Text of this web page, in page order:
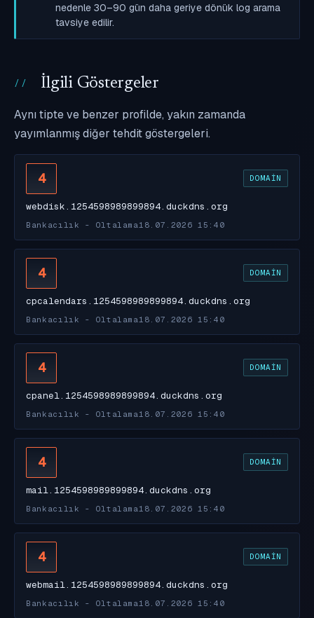
nedenle 30–90 gün daha geriye dönük log arama
tavsiye edilir.
İlgili Göstergeler
Aynı tipte ve benzer profilde, yakın zamanda
yayımlanmış diğer tehdit göstergeleri.
4 DOMAIN
webdisk.1254598989899894.duckdns.org
Bankacılık - Oltalama 18.07.2026 15:40
4 DOMAIN
cpcalendars.1254598989899894.duckdns.org
Bankacılık - Oltalama 18.07.2026 15:40
4 DOMAIN
cpanel.1254598989899894.duckdns.org
Bankacılık - Oltalama 18.07.2026 15:40
4 DOMAIN
mail.1254598989899894.duckdns.org
Bankacılık - Oltalama 18.07.2026 15:40
4 DOMAIN
webmail.1254598989899894.duckdns.org
Bankacılık - Oltalama 18.07.2026 15:40